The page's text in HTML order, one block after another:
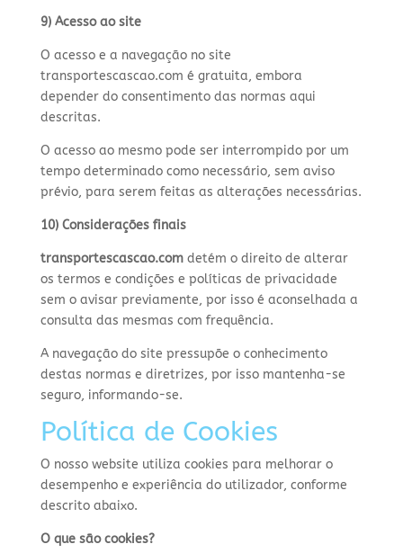
9) Acesso ao site
O acesso e a navegação no site
transportescascao.com é gratuita, embora
depender do consentimento das normas aqui
descritas.
O acesso ao mesmo pode ser interrompido por um
tempo determinado como necessário, sem aviso
prévio, para serem feitas as alterações necessárias.
10) Considerações finais
transportescascao.com detém o direito de alterar
os termos e condições e políticas de privacidade
sem o avisar previamente, por isso é aconselhada a
consulta das mesmas com frequência.
A navegação do site pressupõe o conhecimento
destas normas e diretrizes, por isso mantenha-se
seguro, informando-se.
Política de Cookies
O nosso website utiliza cookies para melhorar o
desempenho e experiência do utilizador, conforme
descrito abaixo.
O que são cookies?